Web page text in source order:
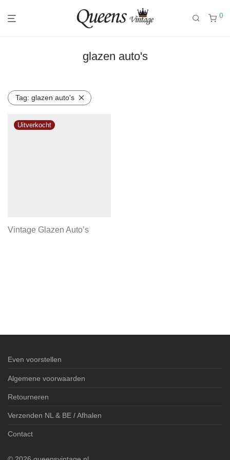
0
glazen auto's
Tag: glazen auto's
Vintage Glazen Auto’s
Even voorstellen
Algemene voorwaarden
Retourneren
Verzenden NL & BE / Afhalen
Contact